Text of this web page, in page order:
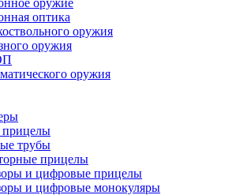
оружие
оптика
оружия
оружия
оружия
трубы
прицелы
и цифровые прицелы
и цифровые монокуляры